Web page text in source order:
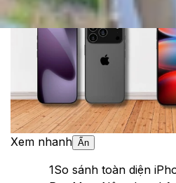
Xem nhanh Ẩn
1So sánh toàn diện